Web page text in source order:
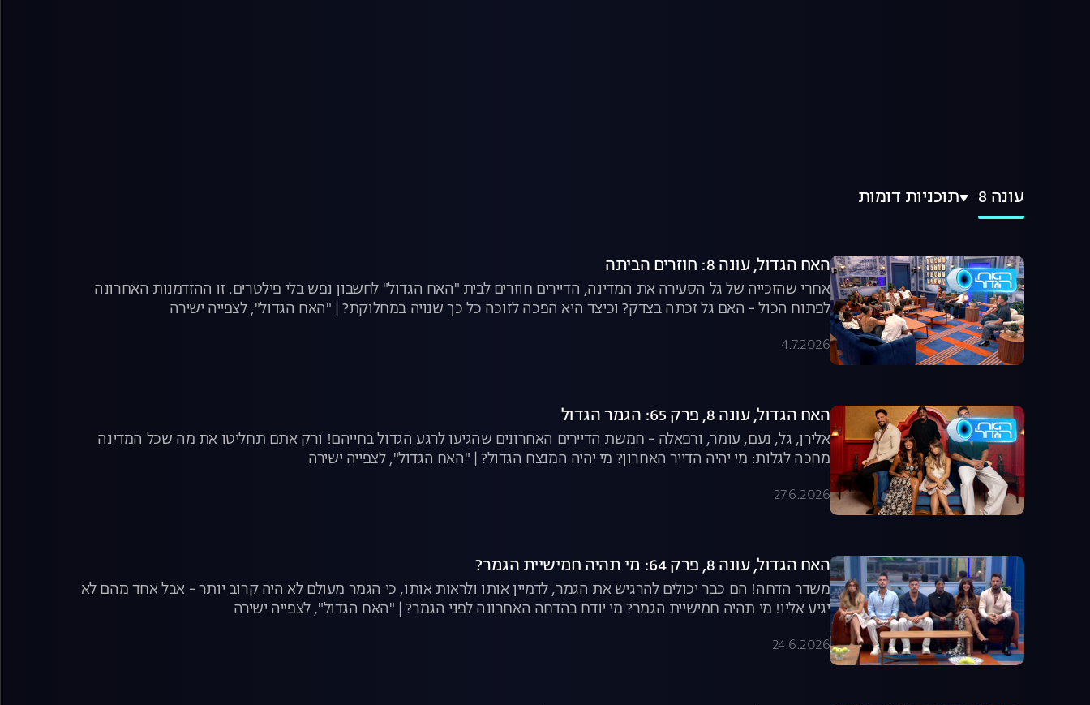
עונה 8 תוכניות דומות
האח הגדול, עונה 8: חוזרים הביתה
אחרי שהזכייה של גל הסעירה את המדינה, הדיירים חוזרים לבית "האח הגדול" לחשבון נפש בלי פילטרים. זו ההזדמנות האחרונה
לפתוח הכול - האם גל זכתה בצדק? וכיצד היא הפכה לזוכה כל כך שנויה במחלוקת? | "האח הגדול", לצפייה ישירה
4.7.2026
האח הגדול, עונה 8, פרק 65: הגמר הגדול
אלירן, גל, נעם, עומר, ורפאלה - חמשת הדיירים האחרונים שהגיעו לרגע הגדול בחייהם! ורק אתם תחליטו את מה שכל המדינה
מחכה לגלות: מי יהיה הדייר האחרון? מי יהיה המנצח הגדול? | "האח הגדול", לצפייה ישירה
27.6.2026
האח הגדול, עונה 8, פרק 64: מי תהיה חמישיית הגמר?
משדר הדחה! הם כבר יכולים להרגיש את הגמר, לדמיין אותו ולראות אותו, כי הגמר מעולם לא היה קרוב יותר - אבל אחד מהם לא
יגיע אליו! מי תהיה חמישיית הגמר? מי יודח בהדחה האחרונה לפני הגמר? | "האח הגדול", לצפייה ישירה
24.6.2026